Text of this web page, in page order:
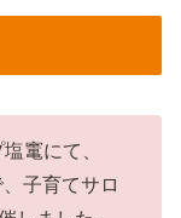
竃にて、
子育てサロ